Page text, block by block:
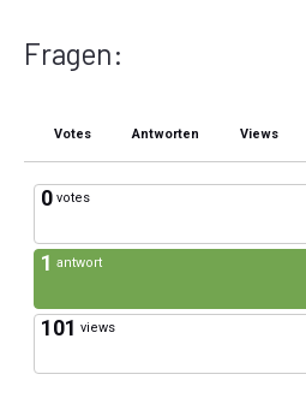
Fragen:
Votes Antworten Views
0 votes
1 antwort
101 views